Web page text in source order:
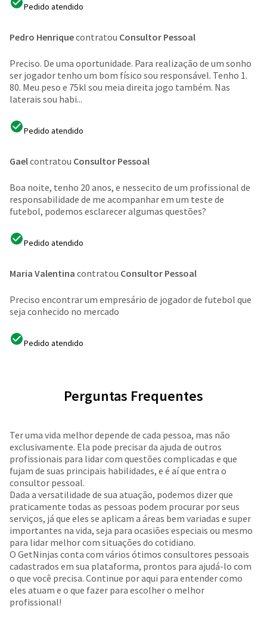
Pedido atendido
Pedro Henriquecontratou Consultor Pessoal
Preciso. De uma oportunidade. Para realização de um sonho
ser jogador tenho um bom físico sou responsável. Tenho 1.
80. Meu peso e 75kl sou meia direita jogo também. Nas
laterais sou habi...
Pedido atendido
Gaelcontratou Consultor Pessoal
Boa noite, tenho 20 anos, e nessecito de um profissional de
responsabilidade de me acompanhar em um teste de
futebol, podemos esclarecer algumas questões?
Pedido atendido
Maria Valentina contratou Consultor Pessoal
Preciso encontrar um empresário de jogador de futebol que
seja conhecido no mercado
Pedido atendido
Perguntas Frequentes
Ter uma vida melhor depende de cada pessoa, mas não
exclusivamente. Ela pode precisar da ajuda de outros
profissionais para lidar com questões complicadas e que
fujam de suas principais habilidades, e é aí que entra o
consultor pessoal.
Dada a versatilidade de sua atuação, podemos dizer que
praticamente todas as pessoas podem procurar por seus
serviços, já que eles se aplicam a áreas bem variadas e super
importantes na vida, seja para ocasiões especiais ou mesmo
para lidar melhor com situações do cotidiano.
O GetNinjas conta com vários ótimos consultores pessoais
cadastrados em sua plataforma, prontos para ajudá-lo com
o que você precisa. Continue por aqui para entender como
eles atuam e o que fazer para escolher o melhor
profissional!